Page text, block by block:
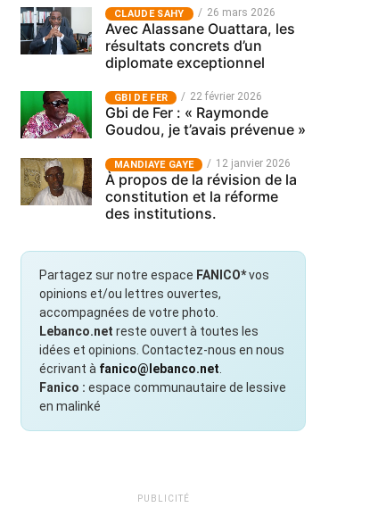
CLAUDE SAHY 26 mars 2026
Avec Alassane Ouattara, les
résultats concrets d’un
diplomate exceptionnel
GBI DE FER 22 février 2026
Gbi de Fer : « Raymonde
Goudou, je t’avais prévenue »
MANDIAYE GAYE 12 janvier 2026
À propos de la révision de la
constitution et la réforme
des institutions.
Partagez sur notre espace FANICO*vos
opinions et/ou lettres ouvertes,
accompagnées de votre photo.
Lebanco.net reste ouvert à toutes les
idées et opinions. Contactez-nous en nous
écrivant à fanico@lebanco.net
Fanico : espace communautaire de lessive
en malinké
PUBLICITÉ